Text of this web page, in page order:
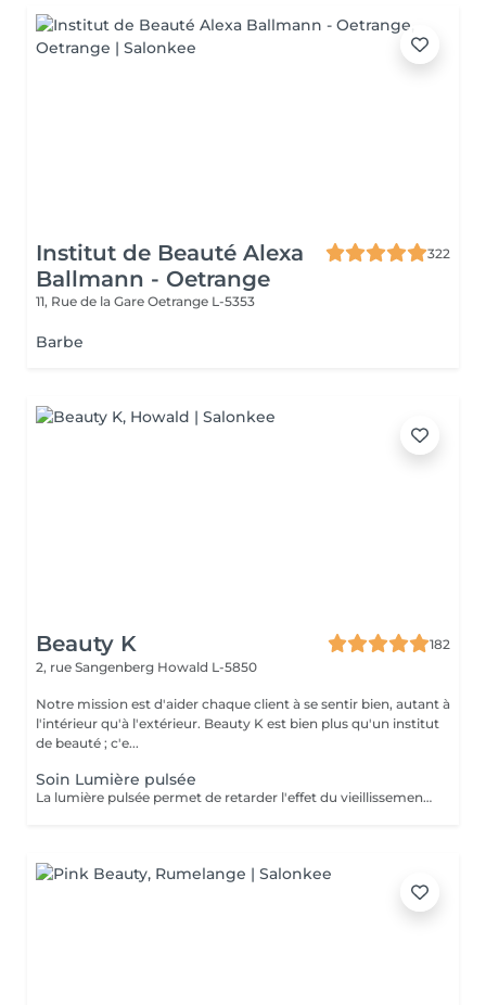
Institut de Beauté Alexa
Ballmann - Oetrange
322
11, Rue de la Gare Oetrange L-5353
Barbe
Beauty K
182
2, rue Sangenberg Howald L-5850
Notre mission est d'aider chaque client à se sentir bien, autant à
l'intérieur qu'à l'extérieur. Beauty K est bien plus qu'un institut
de beauté ; c'e...
Soin Lumière pulsée
La lumière pulsée permet de retarder l'effet du vieillissement cutané. Ce soin photo rajeunissant transforme la lumière en chaleur ce qui stimule la génération de collagène et d'élastines. ATTENTION - Ne pas être sous traitement médicamenteux photo sensibilisant au moment du traitement.